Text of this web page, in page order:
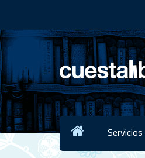
Servicios